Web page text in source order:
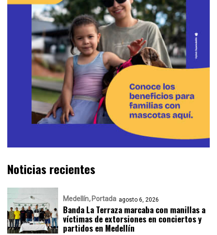
Noticias recientes
Medellín Portada agosto 6, 2026
Banda La Terraza marcaba con manillas a
víctimas de extorsiones en conciertos y
partidos en Medellín